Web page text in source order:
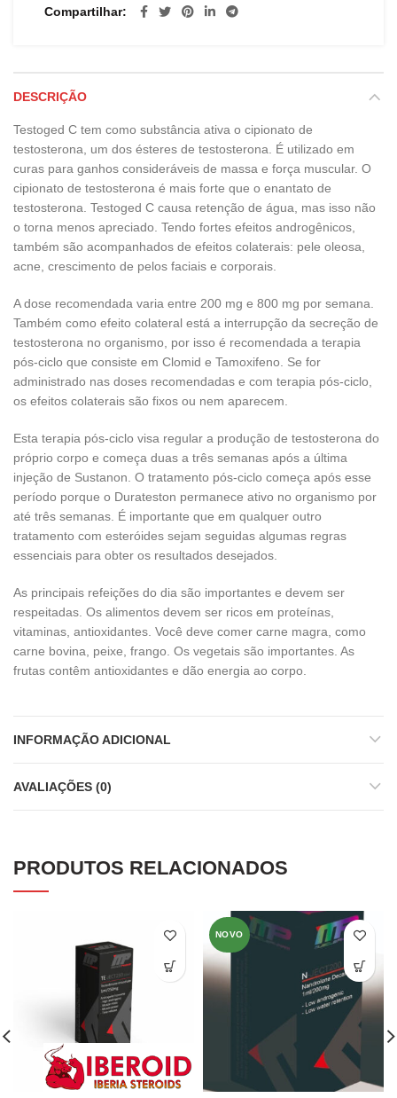
Compartilhar
DESCRIÇÃO
Testoged C tem como substância ativa o cipionato de
testosterona, um dos ésteres de testosterona. É utilizado em
curas para ganhos consideráveis de massa e força muscular. O
cipionato de testosterona é mais forte que o enantato de
testosterona. Testoged C causa retenção de água, mas isso não
o torna menos apreciado. Tendo fortes efeitos androgênicos,
também são acompanhados de efeitos colaterais: pele oleosa,
acne, crescimento de pelos faciais e corporais.
A dose recomendada varia entre 200 mg e 800 mg por semana.
Também como efeito colateral está a interrupção da secreção de
testosterona no organismo, por isso é recomendada a terapia
pós-ciclo que consiste em Clomid e Tamoxifeno. Se for
administrado nas doses recomendadas e com terapia pós-ciclo,
os efeitos colaterais são fixos ou nem aparecem.
Esta terapia pós-ciclo visa regular a produção de testosterona do
próprio corpo e começa duas a três semanas após a última
injeção de Sustanon. O tratamento pós-ciclo começa após esse
período porque o Durateston permanece ativo no organismo por
até três semanas. É importante que em qualquer outro
tratamento com esteróides sejam seguidas algumas regras
essenciais para obter os resultados desejados.
As principais refeições do dia são importantes e devem ser
respeitadas. Os alimentos devem ser ricos em proteínas,
vitaminas, antioxidantes. Você deve comer carne magra, como
carne bovina, peixe, frango. Os vegetais são importantes. As
frutas contêm antioxidantes e dão energia ao corpo.
INFORMAÇÃO ADICIONAL
AVALIAÇÕES (0)
PRODUTOS RELACIONADOS
NOVO